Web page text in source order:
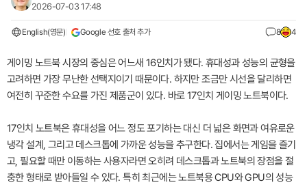
2026-07-03 17:48
English(영문) Google 선호 출처 추가 8 4
게이밍 노트북 시장의 중심은 어느새 16인치가 됐다. 휴대성과 성능의 균형을
고려하면 가장 무난한 선택지이기 때문이다. 하지만 조금만 시선을 달리하면
여전히 꾸준한 수요를 가진 제품군이 있다. 바로 17인치 게이밍 노트북이다.
17인치 노트북은 휴대성을 어느 정도 포기하는 대신 더 넓은 화면과 여유로운
냉각 설계, 그리고 데스크톱에 가까운 성능을 추구한다. 집에서는 게임을 즐기
고, 필요할 때만 이동하는 사용자라면 오히려 데스크톱과 노트북의 장점을 절
충한 형태로 받아들일 수 있다. 특히 최근에는 노트북용 CPU와 GPU의 성능